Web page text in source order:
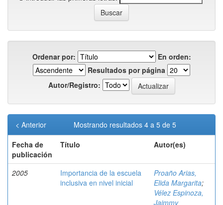
Ordenar por:
En orden:
Resultados por página
Autor/Registro:
Mostrando resultados 4 a 5 de 5
< Anterior
Fecha de
publicación
Título Autor(es)
2005
Importancia de la escuela
inclusiva en nivel inicial
Proaño Arias,
Elida Margarita;
Vélez Espinoza,
Jaimmy